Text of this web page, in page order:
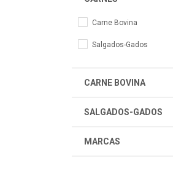
Carne Bovina
Salgados-Gados
CARNE BOVINA
SALGADOS-GADOS
MARCAS